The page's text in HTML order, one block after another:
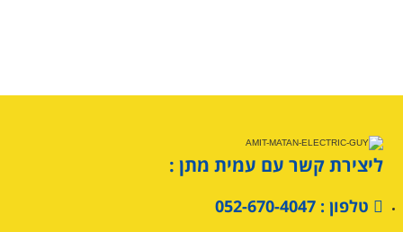
ליצירת קשר עם עמית מתן :
טלפון : 052-670-4047